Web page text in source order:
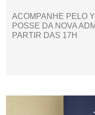
ACOMPANHE PELO
POSSE DA NOVA
PARTIR DAS 17H